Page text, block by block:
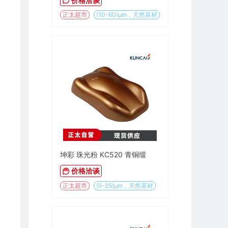
正太超市 (10-60)µm，天然基材
坤彩 珠光粉 KC520 青铜缎
价格洽谈
正太超市 (5-25)µm，天然基材